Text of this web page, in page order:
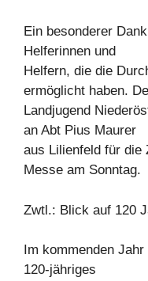
Ein besonderer
Helferinnen und
Helfern, die die
ermöglicht haben.
Landjugend
an Abt Pius Maurer
aus Lilienfeld für die
Messe am Sonntag.
Zwtl.: Blick auf 120
Im kommenden
120-jähriges